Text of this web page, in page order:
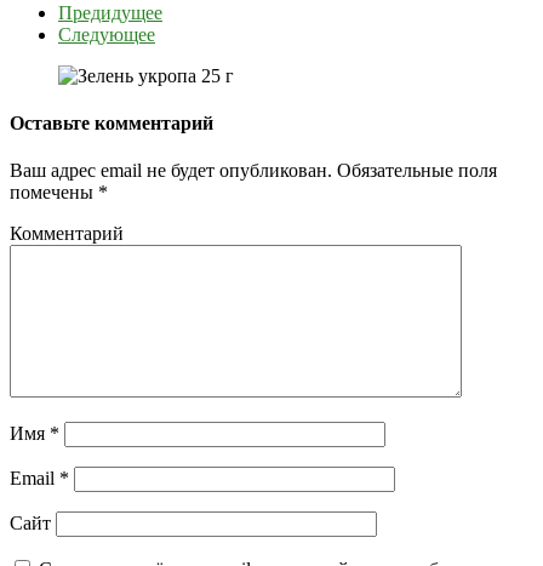
Предидущее
Следующее
Оставьте комментарий
Ваш адрес email не будет опубликован. Обязательные поля
помечены *
Комментарий
Имя *
Email *
Сайт